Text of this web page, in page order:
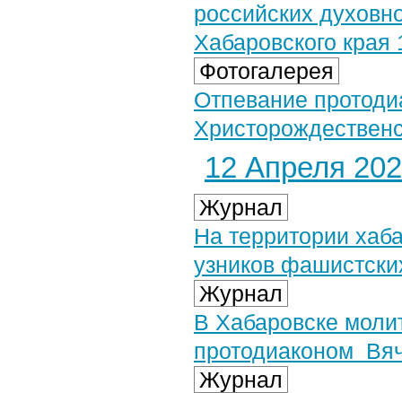
российских
Хабаровского края
Фотогалерея
Отпевание
12 Апреля
Журнал
На территории
узников
Журнал
В Хабаровске
протодиаконом
Журнал